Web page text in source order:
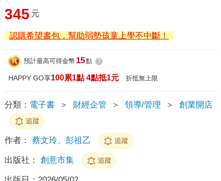
345 元
認購希望書包，幫助弱勢孩童上學不中斷！
預計最高可得金幣 15點 ?
HAPPY GO享100累1點 4點抵1元 折抵無上限
分類： 電子書 ＞ 財經企管 ＞ 領導/管理 ＞ 創業開店
追蹤
作者： 蔡文玲、彭祖乙 追蹤
出版社： 創意市集 追蹤